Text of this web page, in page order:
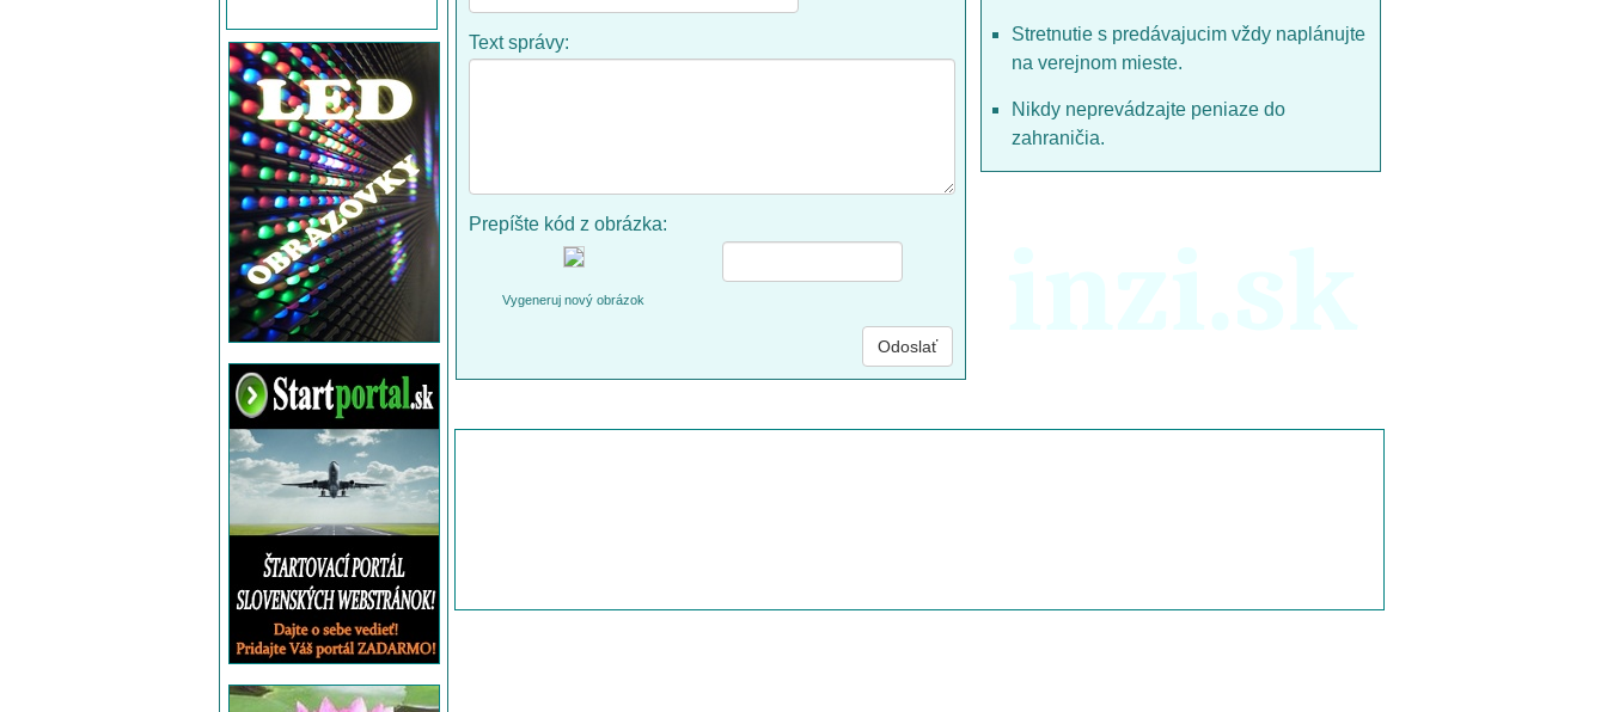
Text správy:
Prepíšte kód z obrázka:
Vygeneruj nový obrázok
Stretnutie s predávajucim vždy naplánujte
na verejnom mieste.
Nikdy neprevádzajte peniaze do
zahraničia.